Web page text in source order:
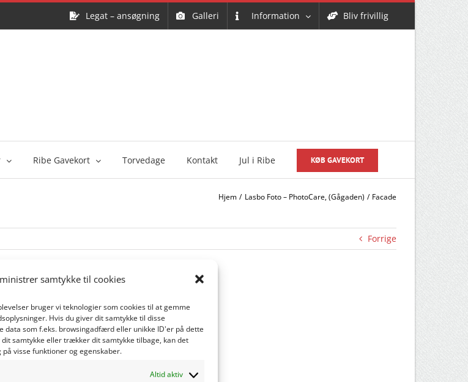
samtykke til cookies
bruger vi teknologier som cookies til at gemme
Hvis du giver dit samtykke til disse
data som f.eks. browsingadfærd eller unikke ID'er på dette
samtykke eller trækker dit samtykke tilbage, kan det
visse funktioner og egenskaber.
Altid aktiv
Legat – ansøgning Galleri Information Bliv frivillig
Ribe Gavekort Torvedage Kontakt Jul i Ribe KØB GAVEKORT
Hjem Lasbo Foto – PhotoCare, (Gågaden) Facade
Forrige